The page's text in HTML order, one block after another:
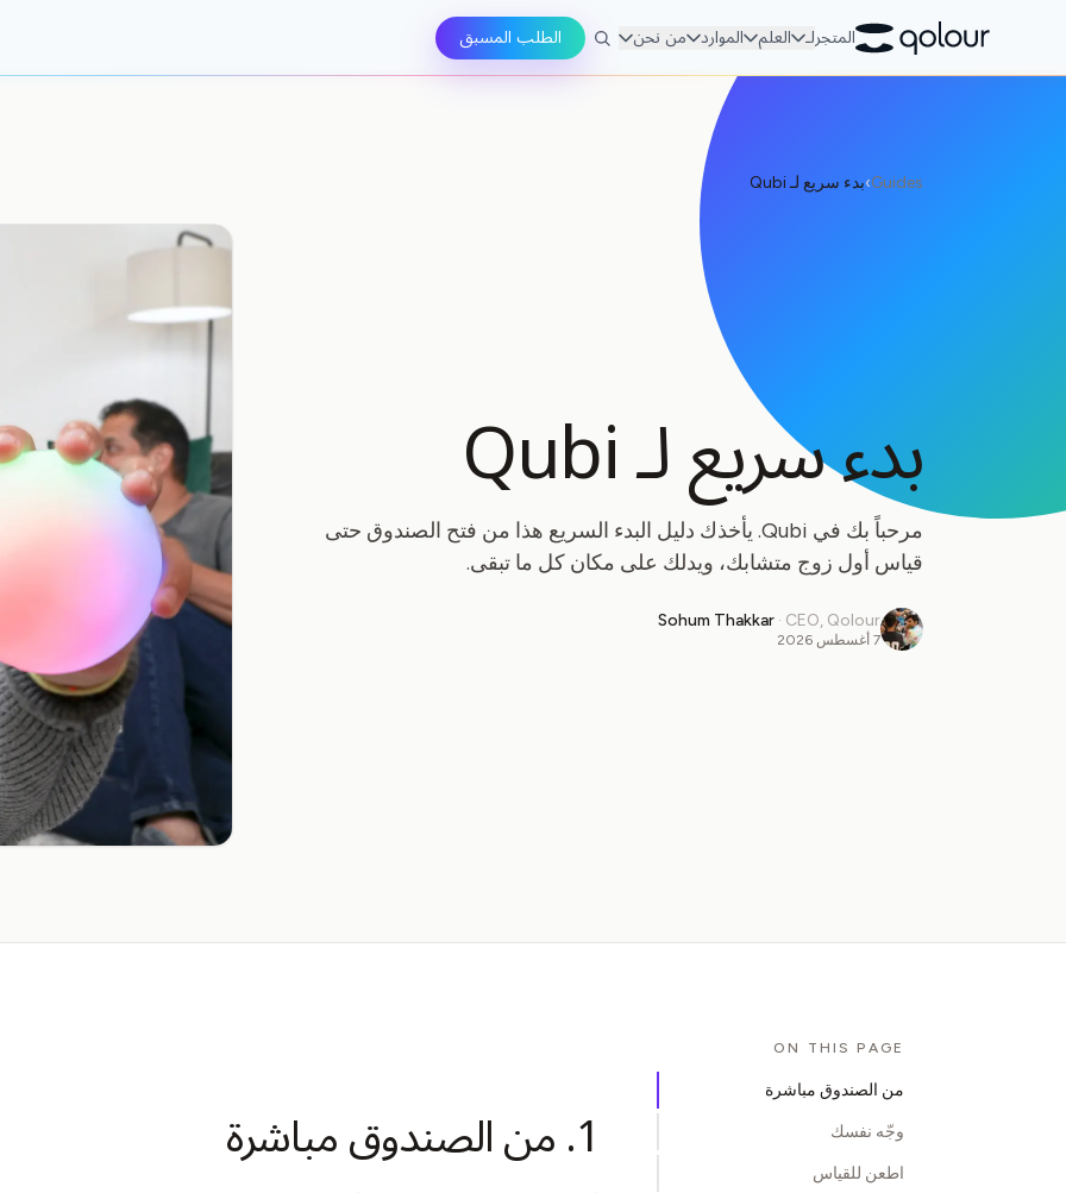
المتجرلـ العلم الموارد من نحن الطلب المسبق
Guides
›بدء سريع لـ Qubi
بدء سريع لـ Qubiمرحباً بك في Qubi. يأخذك دليل البدء السريع هذا من فتح الصندوق حتى
قياس أول زوج متشابك، ويدلك على مكان كل ما تبقى.
Sohum Thakkar · CEO, Qolour
7 أغسطس 2026
ON THIS PAGE
من الصندوق مباشرة
وجّه نفسك
اطعن للقياس 1. من الصندوق مباشرة